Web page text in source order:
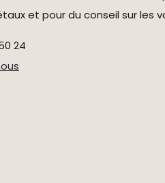
et pour du conseil sur les
24